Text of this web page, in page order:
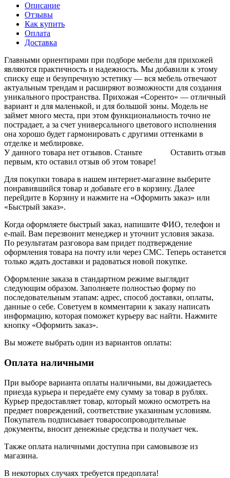
Описание
Отзывы
Как купить
Оплата
Доставка
Главными ориентирами при подборе мебели для прихожей
являются практичность и надежность. Мы добавили к этому
списку еще и безупречную эстетику — вся мебель отвечают
актуальным трендам и расширяют возможности для создания
уникального пространства. Прихожая «Соренто» — отличный
вариант и для маленькой, и для большой зоны. Модель не
займет много места, при этом функциональность точно не
пострадает, а за счет универсального цветового исполнения
она хорошо будет гармонировать с другими оттенками в
отделке и меблировке.
Оставить отзыв
У данного товара нет отзывов. Станьте
первым, кто оставил отзыв об этом товаре!
Для покупки товара в нашем интернет-магазине выберите
понравившийся товар и добавьте его в корзину. Далее
перейдите в Корзину и нажмите на «Оформить заказ» или
«Быстрый заказ».
Когда оформляете быстрый заказ, напишите ФИО, телефон и
e-mail. Вам перезвонит менеджер и уточнит условия заказа.
По результатам разговора вам придет подтверждение
оформления товара на почту или через СМС. Теперь останется
только ждать доставки и радоваться новой покупке.
Оформление заказа в стандартном режиме выглядит
следующим образом. Заполняете полностью форму по
последовательным этапам: адрес, способ доставки, оплаты,
данные о себе. Советуем в комментарии к заказу написать
информацию, которая поможет курьеру вас найти. Нажмите
кнопку «Оформить заказ».
Вы можете выбрать один из вариантов оплаты:
Оплата наличными
При выборе варианта оплаты наличными, вы дожидаетесь
приезда курьера и передаёте ему сумму за товар в рублях.
Курьер предоставляет товар, который можно осмотреть на
предмет повреждений, соответствие указанным условиям.
Покупатель подписывает товаросопроводительные
документы, вносит денежные средства и получает чек.
Также оплата наличными доступна при самовывозе из
магазина.
В некоторых случаях требуется предоплата!